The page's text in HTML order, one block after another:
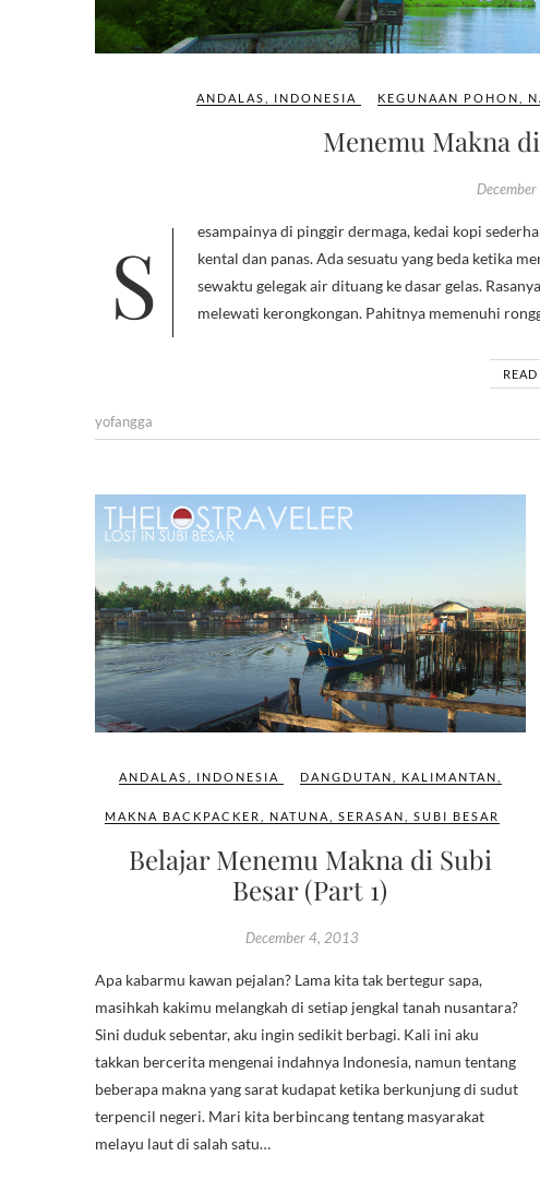
ANDALAS INDONESIA KEGUNAAN POHON
Menemu Makna
Sesampainya di pinggir dermaga, kedai kopi sederhana adalah tempat pertama kaki melangkah. Aku memesan segelas,
kental dan panas. Ada sesuatu yang beda ketika
sewaktu gelegak air dituang ke dasar gelas.
melewati kerongkongan. Pahitnya memenuhi
yofangga
ANDALAS INDONESIA DANGDUTAN KALIMANTAN
MAKNA BACKPACKER NATUNA SERASAN SUBI BESAR
Belajar Menemu Makna di Subi
Besar (Part 1)
December 4, 2013
Apa kabarmu kawan pejalan? Lama kita tak bertegur sapa,
masihkah kakimu melangkah di setiap jengkal tanah nusantara?
Sini duduk sebentar, aku ingin sedikit berbagi. Kali ini aku
takkan bercerita mengenai indahnya Indonesia, namun tentang
beberapa makna yang sarat kudapat ketika berkunjung di sudut
terpencil negeri. Mari kita berbincang tentang masyarakat
melayu laut di salah satu…